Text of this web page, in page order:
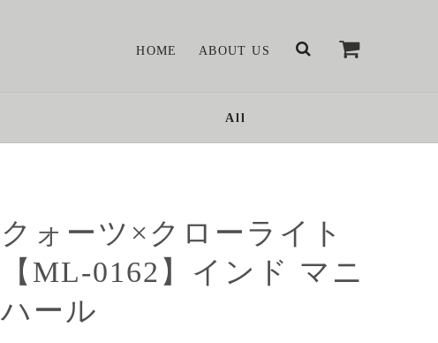
HOME ABOUT US
All
クォーツ×クローライト
【ML-0162】インド マニ
ハール